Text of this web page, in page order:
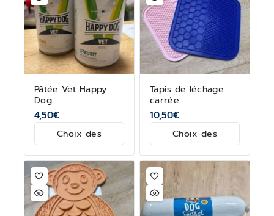
Pâtée Vet Happy
Dog
4,50€
Choix des
Tapis de léchage
carrée
10,50€
Choix des